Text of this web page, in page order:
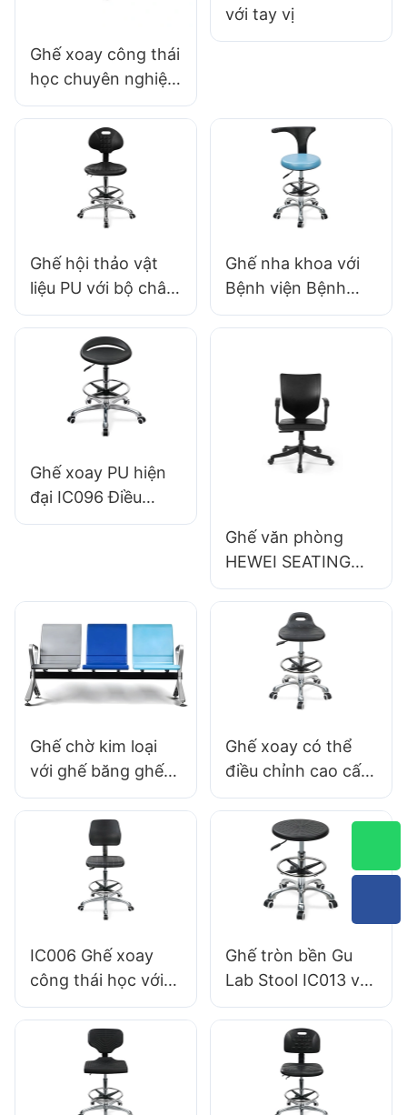
Ghế xoay công thái
học chuyên nghiệp
IC142 với PU
Backrest & Tay vị
với tay vị
Ghế hội thảo vật
liệu PU với bộ chân
bằng nhôm bằng
nhôm mạ crôm có
thể tùy chỉnh IC007
được cá nhân hóa
hewei
Ghế nha khoa với
Bệnh viện Bệnh
viện Bệnh Bọt Boat
Ghế xoay PU hiện
đại IC096 Điều
chỉnh chiều cao
Office & Sử dụng
studio
Ghế văn phòng
HEWEI SEATING
IC091, thiết kế
công thái học, làm
từ mút PU đúc
khuôn, bán trực
tiếp từ nhà máy.
Ghế chờ kim loại
với ghế băng ghế
sân bay LC100 Nhà
cung cấp Hewei
Ghế xoay có thể
điều chỉnh cao cấp
có tay cầm, ghế
xốp liên ngành &
PU Lab Design
Thiết kế vòng chiều
cao có thể điều
IC006 Ghế xoay
công thái học với
ghế xốp liên ngành
Ghế tròn bền Gu
Lab Stool IC013 với
ghế có thể điều
chỉnh chỗ ngồi
bằng bọt tích hợp